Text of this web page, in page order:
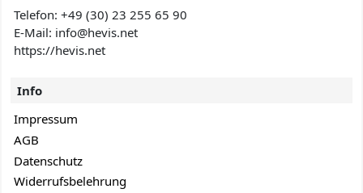
Telefon:+49 (30) 23 255 65 90
E-Mail: info@hevis.net
https://hevis.net
Info
Impressum
AGB
Datenschutz
Widerrufsbelehrung